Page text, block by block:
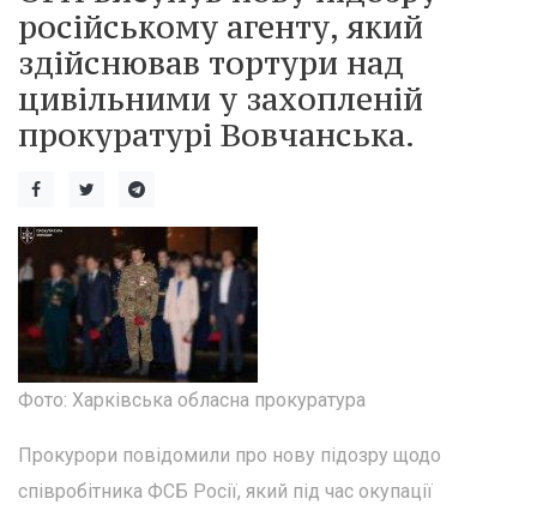
російському агенту, який
здійснював тортури над
цивільними у захопленій
прокуратурі Вовчанська.
Фото: Харківська обласна прокуратура
Прокурори повідомили про нову підозру щодо
співробітника ФСБ Росії, який під час окупації